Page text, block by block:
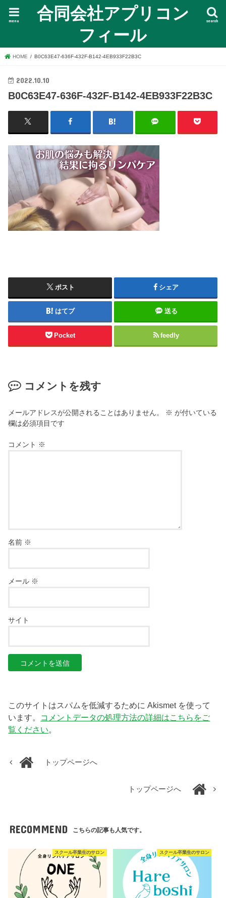
合同会社アプリコン
フィール
search
menu
HOME B0C63E47-636F-432F-B142-4EB933F22B3C
2022.10.10
B0C63E47-636F-432F-B142-4EB933F22B3C
ポスト シェア
はてブ 送る
Pocket feedly
コメントを残す
メールアドレスが公開されることはありません。 ※ が付いている
欄は必須項目です
コメント ※
名前 ※
メール ※
サイト
このサイトはスパムを低減するために Akismet を使って
います。 コメントデータの処理方法の詳細はこちらをご
覧ください。
トップページへ
トップページへ
RECOMMEND こちらの記事も人気です。
スクール卒業生のサロン スクール卒業生のサロン